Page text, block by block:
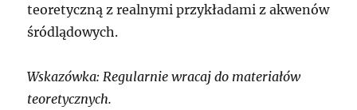
teoretyczną z realnymi przykładami z akwenów
śródlądowych.
Wskazówka: Regularnie wracaj do materiałów
teoretycznych.